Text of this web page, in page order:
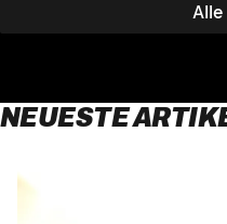
Alle
NEUESTE